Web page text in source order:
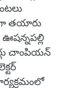
తయారు
చాంపియన్